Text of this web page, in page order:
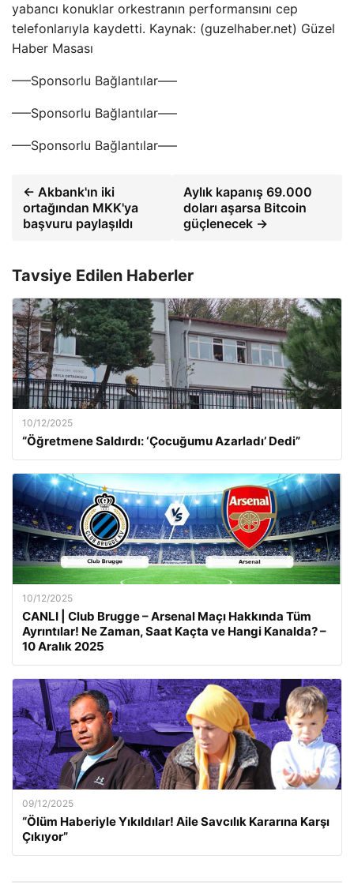
yabancı konuklar orkestranın performansını cep
telefonlarıyla kaydetti. Kaynak: (guzelhaber.net) Güzel
Haber Masası
—–Sponsorlu Bağlantılar—–
—–Sponsorlu Bağlantılar—–
—–Sponsorlu Bağlantılar—–
← Akbank'ın iki
ortağından MKK'ya
başvuru paylaşıldı
Aylık kapanış 69.000
doları aşarsa Bitcoin
güçlenecek →
Tavsiye Edilen Haberler
10/12/2025
“Öğretmene Saldırdı: ‘Çocuğumu Azarladı’ Dedi”
10/12/2025
CANLI | Club Brugge – Arsenal Maçı Hakkında Tüm
Ayrıntılar! Ne Zaman, Saat Kaçta ve Hangi Kanalda? –
10 Aralık 2025
09/12/2025
“Ölüm Haberiyle Yıkıldılar! Aile Savcılık Kararına Karşı
Çıkıyor”